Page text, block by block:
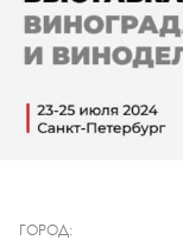
ГОРОД: